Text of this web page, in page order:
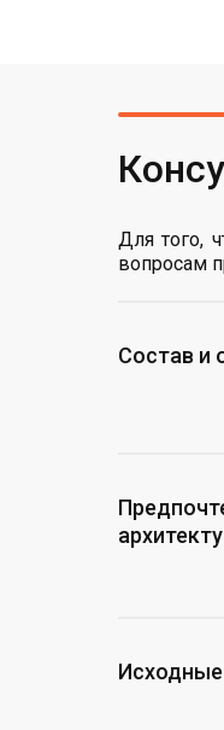
Для того,
вопросам
Состав и